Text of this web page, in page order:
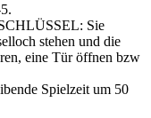
Sie
stehen und die
eine Tür öffnen bzw
Spielzeit um 50